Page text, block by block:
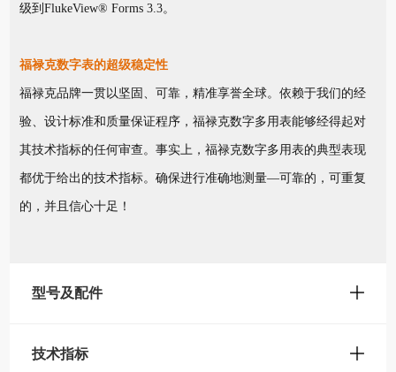
级到FlukeView® Forms 3.3。
福禄克数字表的超级稳定性
福禄克品牌一贯以坚固、可靠，精准享誉全球。依赖于我们的经
验、设计标准和质量保证程序，福禄克数字多用表能够经得起对
其技术指标的任何审查。事实上，福禄克数字多用表的典型表现
都优于给出的技术指标。确保进行准确地测量—可靠的，可重复
的，并且信心十足！
型号及配件
技术指标